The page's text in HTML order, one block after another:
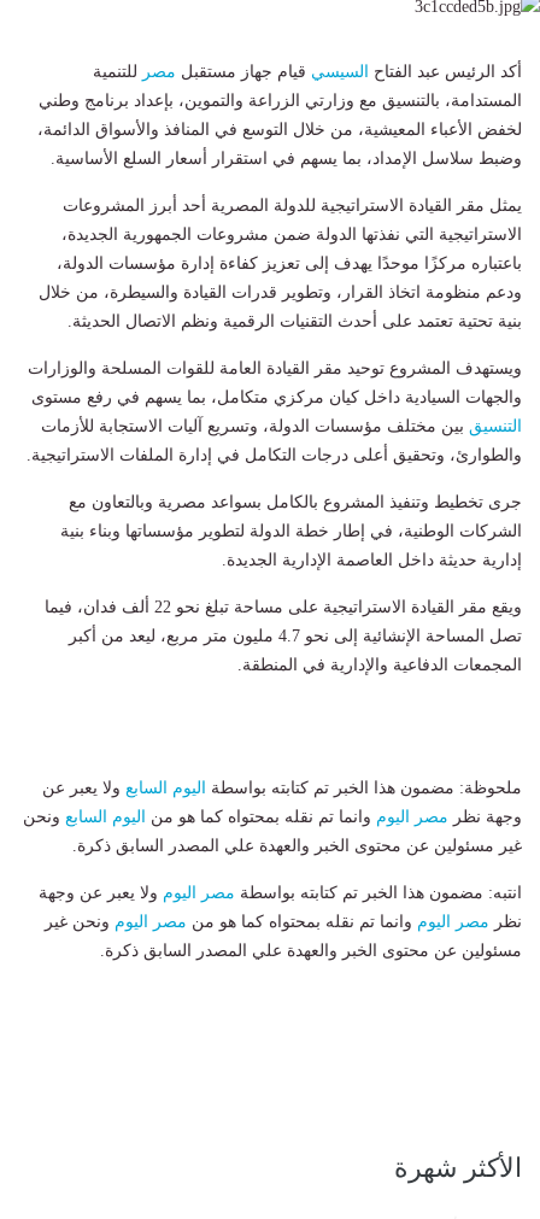
أكد الرئيس عبد الفتاح السيسي قيام جهاز مستقبل مصر للتنمية
المستدامة، بالتنسيق مع وزارتي الزراعة والتموين، بإعداد برنامج وطني
لخفض الأعباء المعيشية، من خلال التوسع في المنافذ والأسواق الدائمة،
وضبط سلاسل الإمداد، بما يسهم في استقرار أسعار السلع الأساسية.
يمثل مقر القيادة الاستراتيجية للدولة المصرية أحد أبرز المشروعات
الاستراتيجية التي نفذتها الدولة ضمن مشروعات الجمهورية الجديدة،
باعتباره مركزًا موحدًا يهدف إلى تعزيز كفاءة إدارة مؤسسات الدولة،
ودعم منظومة اتخاذ القرار، وتطوير قدرات القيادة والسيطرة، من خلال
بنية تحتية تعتمد على أحدث التقنيات الرقمية ونظم الاتصال الحديثة.
ويستهدف المشروع توحيد مقر القيادة العامة للقوات المسلحة والوزارات
والجهات السيادية داخل كيان مركزي متكامل، بما يسهم في رفع مستوى
التنسيق بين مختلف مؤسسات الدولة، وتسريع آليات الاستجابة للأزمات
والطوارئ، وتحقيق أعلى درجات التكامل في إدارة الملفات الاستراتيجية.
جرى تخطيط وتنفيذ المشروع بالكامل بسواعد مصرية وبالتعاون مع
الشركات الوطنية، في إطار خطة الدولة لتطوير مؤسساتها وبناء بنية
إدارية حديثة داخل العاصمة الإدارية الجديدة.
ويقع مقر القيادة الاستراتيجية على مساحة تبلغ نحو 22 ألف فدان، فيما
تصل المساحة الإنشائية إلى نحو 4.7 مليون متر مربع، ليعد من أكبر
المجمعات الدفاعية والإدارية في المنطقة.
ملحوظة: مضمون هذا الخبر تم كتابته بواسطة اليوم السابع ولا يعبر عن
وجهة نظر مصر اليوم وانما تم نقله بمحتواه كما هو من اليوم السابع ونحن
غير مسئولين عن محتوى الخبر والعهدة علي المصدر السابق ذكرة.
انتبه: مضمون هذا الخبر تم كتابته بواسطة مصر اليوم ولا يعبر عن وجهة
نظر مصر اليوم وانما تم نقله بمحتواه كما هو من مصر اليوم ونحن غير
مسئولين عن محتوى الخبر والعهدة علي المصدر السابق ذكرة.
الأكثر شهرة